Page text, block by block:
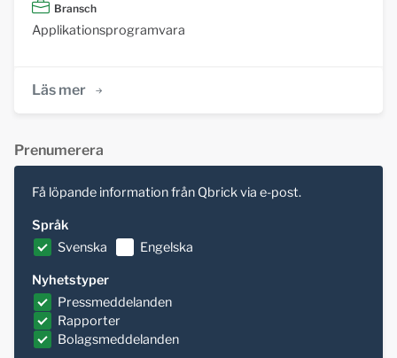
Bransch
Applikationsprogramvara
Läs mer
Prenumerera
Få löpande information från Qbrick via e-post.
Språk
Svenska
Engelska
Nyhetstyper
Pressmeddelanden
Rapporter
Bolagsmeddelanden